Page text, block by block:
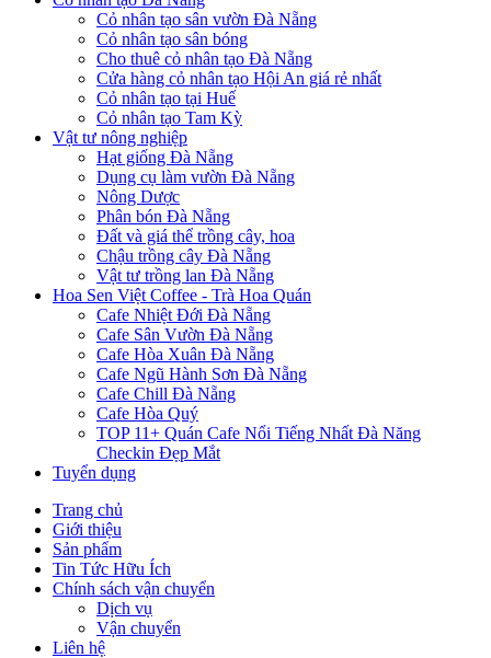
Cỏ nhân tạo sân vườn Đà Nẵng
Cỏ nhân tạo sân bóng
Cho thuê cỏ nhân tạo Đà Nẵng
Cửa hàng cỏ nhân tạo Hội An giá rẻ nhất
Cỏ nhân tạo tại Huế
Cỏ nhân tạo Tam Kỳ
Vật tư nông nghiệp
Hạt giống Đà Nẵng
Dụng cụ làm vườn Đà Nẵng
Nông Dược
Phân bón Đà Nẵng
Đất và giá thể trồng cây, hoa
Chậu trồng cây Đà Nẵng
Vật tư trồng lan Đà Nẵng
Hoa Sen Việt Coffee - Trà Hoa Quán
Cafe Nhiệt Đới Đà Nẵng
Cafe Sân Vườn Đà Nẵng
Cafe Hòa Xuân Đà Nẵng
Cafe Ngũ Hành Sơn Đà Nẵng
Cafe Chill Đà Nẵng
Cafe Hòa Quý
TOP 11+ Quán Cafe Nổi Tiếng Nhất Đà Năng
Checkin Đẹp Mắt
Tuyển dụng
Trang chủ
Giới thiệu
Sản phẩm
Tin Tức Hữu Ích
Chính sách vận chuyển
Dịch vụ
Vận chuyển
Liên hệ